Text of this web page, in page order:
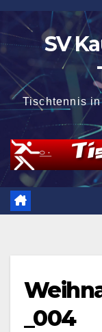
Zum
Inhalt
springen
SV
Tischtennis
_004